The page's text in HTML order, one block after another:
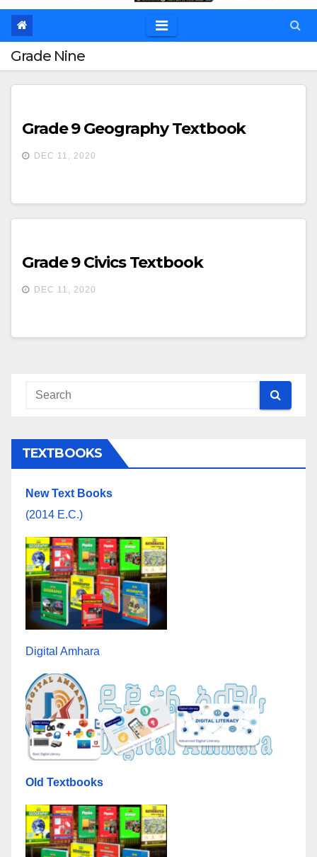
Grade Nine
Grade 9 Geography Textbook
DEC 11, 2020
Grade 9 Civics Textbook
DEC 11, 2020
TEXTBOOKS
New Text Books
(2014 E.C.)
Digital Amhara
Old Textbooks